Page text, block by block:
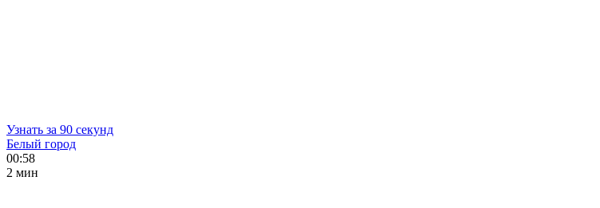
Узнать за 90 секунд
Белый город
00:58
2 мин